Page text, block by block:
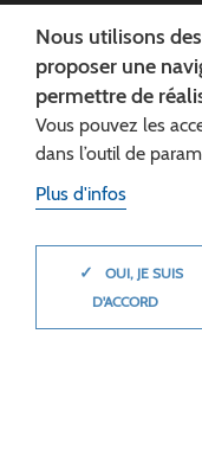
CONSEIL
Nous utilisons
proposer une
permettre de
Vous pouvez les
dans l’outil de
Plus d'infos
✓
OUI, JE SUIS
D'ACCORD
MASQUER